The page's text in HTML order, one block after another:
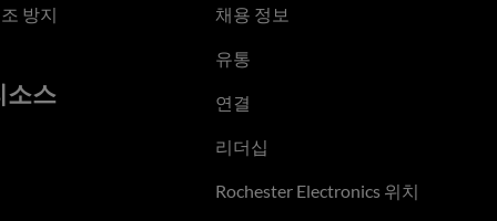
방지
소스
채용 정보
유통
연결
리더십
Rochester Electronics 위치